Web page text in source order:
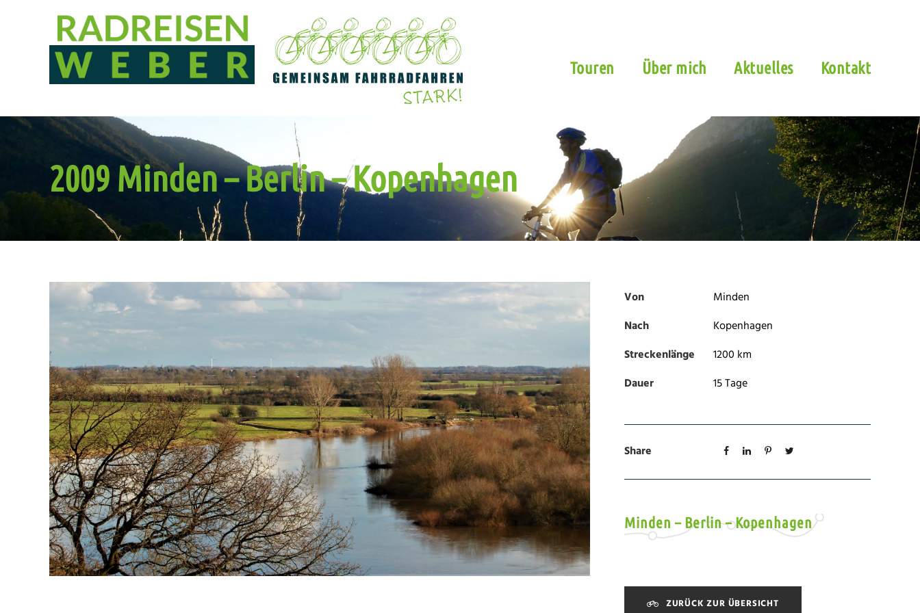
Touren Über mich Aktuelles Kontakt
2009 Minden – Berlin – Kopenhagen
Von
Minden
Nach
Kopenhagen
Streckenlänge
1200 km
Dauer
15 Tage
Share
Minden – Berlin – Kopenhagen
ZURÜCK ZUR ÜBERSICHT